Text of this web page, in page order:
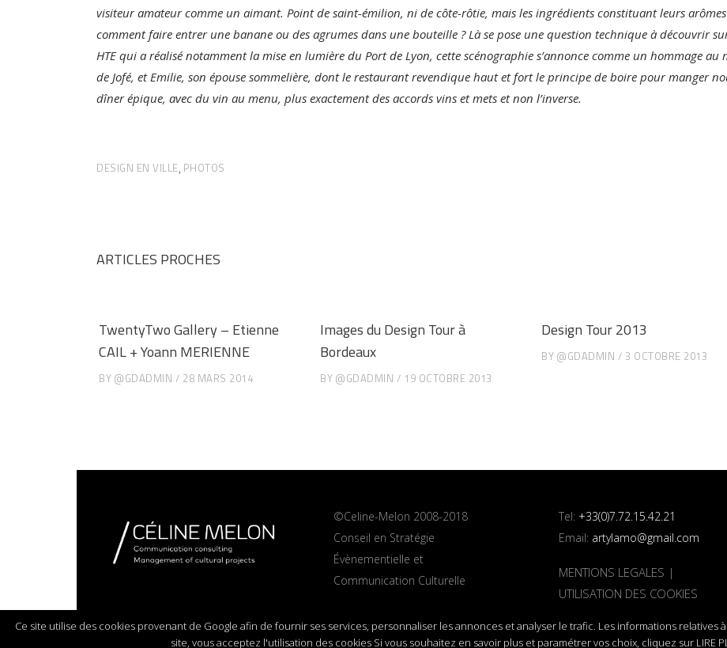
visiteur amateur comme un aimant. Point de saint-émilion, ni de côte-rôtie, mais les ingrédients constituant leurs arômes
comment faire entrer une banane ou des agrumes dans une bouteille ? Là se pose une question technique à découvrir
HTE qui a réalisé notamment la mise en lumière du Port de Lyon, cette scénographie s’annonce comme un hommage
de Jofé, et Emilie, son épouse sommelière, dont le restaurant revendique haut et fort le principe de boire pour manger
dîner épique, avec du vin au menu, plus exactement des accords vins et mets et non l’inverse.
DESIGN EN VILLE, PHOTOS
ARTICLES PROCHES
TwentyTwo Gallery – Etienne
CAIL + Yoann MERIENNE
BY @GDADMIN 28 MARS 2014
Images du Design Tour à
Bordeaux
BY @GDADMIN 19 OCTOBRE 2013
Design Tour 2013
BY @GDADMIN 3 OCTOBRE 2013
©Celine-Melon 2008-2018
Conseil en Stratégie
Évènementielle et
Communication Culturelle
Tel: +33(0)7.72.15.42.21
Email: artylamo@gmail.com
MENTIONS LEGALES |
UTILISATION DES COOKIES
Ce site utilise des cookies provenant de Google afin de fournir ses services, personnaliser les annonces et analyser le trafic. Les informations relatives
site, vous acceptez l'utilisation des cookies Si vous souhaitez en savoir plus et paramétrer vos choix, cliquez sur LIRE